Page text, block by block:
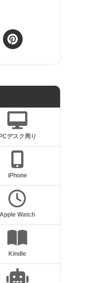
PCデスク周り
iPhone
Apple Watch
Kindle